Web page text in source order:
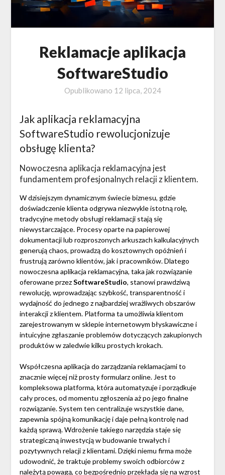
Reklamacje aplikacja
SoftwareStudio
Opublikowano 12 lipca, 2024
Jak aplikacja reklamacyjna
SoftwareStudio rewolucjonizuje
obsługę klienta?
Nowoczesna aplikacja reklamacyjna jest
fundamentem profesjonalnych relacji z klientem.
W dzisiejszym dynamicznym świecie biznesu, gdzie
doświadczenie klienta odgrywa niezwykle istotną rolę,
tradycyjne metody obsługi reklamacji stają się
niewystarczające. Procesy oparte na papierowej
dokumentacji lub rozproszonych arkuszach kalkulacyjnych
generują chaos, prowadzą do kosztownych opóźnień i
frustrują zarówno klientów, jak i pracowników. Dlatego
nowoczesna aplikacja reklamacyjna, taka jak rozwiązanie
oferowane przezSoftwareStudio, stanowi prawdziwą
rewolucję, wprowadzając szybkość, transparentność i
wydajność do jednego z najbardziej wrażliwych obszarów
interakcji z klientem. Platforma ta umożliwia klientom
zarejestrowanym w sklepie internetowym błyskawiczne i
intuicyjne zgłaszanie problemów dotyczących zakupionych
produktów w zaledwie kilku prostych krokach.
Współczesna aplikacja do zarządzania reklamacjami to
znacznie więcej niż prosty formularz online. Jest to
kompleksowa platforma, która automatyzuje i porządkuje
cały proces, od momentu zgłoszenia aż po jego finalne
rozwiązanie. System ten centralizuje wszystkie dane,
zapewnia spójną komunikację i daje pełną kontrolę nad
każdą sprawą. Wdrożenie takiego narzędzia staje się
strategiczną inwestycją w budowanie trwałych i
pozytywnych relacji z klientami. Dzięki niemu firma może
udowodnić, że traktuje problemy swoich odbiorców z
należytą powagą, co bezpośrednio przekłada się na wzrost